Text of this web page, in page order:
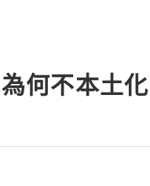
何不本土化